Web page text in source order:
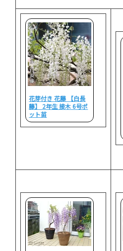
花芽付き 花藤 【白長
藤】 2年生 接木 6号ポ
ット苗